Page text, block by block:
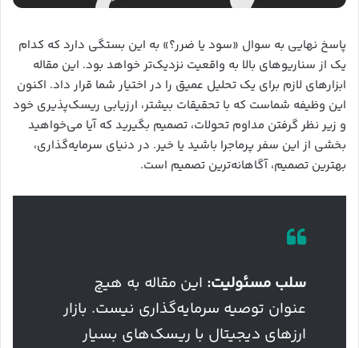
پاسخ نهایی به سوال «سود یا ضرر؟» به این بستگی دارد که کدام
یک از سناریوهای بالا به واقعیت نزدیک‌تر خواهد بود. این مقاله
ابزارهای لازم برای یک تحلیل عمیق را در اختیار شما قرار داد. اکنون
این وظیفه شماست که با تحقیقات بیشتر، ارزیابی ریسک‌پذیری خود
و زیر نظر گرفتن مداوم تحولات، تصمیم بگیرید که آیا می‌خواهید
بخشی از این سفر پرماجرا باشید یا خیر. در دنیای سرمایه‌گذاری،
بهترین تصمیم، آگاهانه‌ترین تصمیم است.
سلب مسئولیت: این مقاله به هیچ
عنوان توصیه سرمایه‌گذاری نیست. بازار
ارزهای دیجیتال با ریسک‌های بسیار